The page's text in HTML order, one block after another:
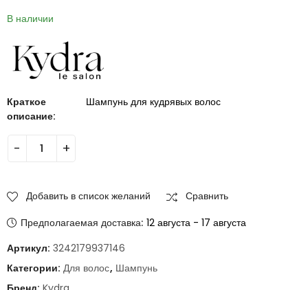
В наличии
Краткое
описание:
Шампунь для кудрявых волос
Добавить в список желаний
Сравнить
Предполагаемая доставка: 12 августа - 17 августа
Артикул: 3242179937146
Категории: Для волос, Шампунь